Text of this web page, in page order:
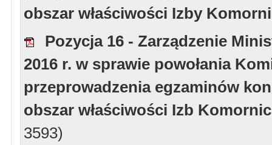
obszar właściwości Izby
Pozycja 16 - Zarządzenie
2016 r. w sprawie powołania
przeprowadzenia egzaminów
obszar właściwości Izb
3593)